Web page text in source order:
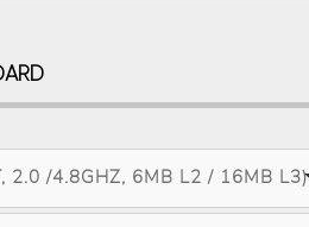
2.0 /4.8GHZ, 6MB L2 / 16MB L3)